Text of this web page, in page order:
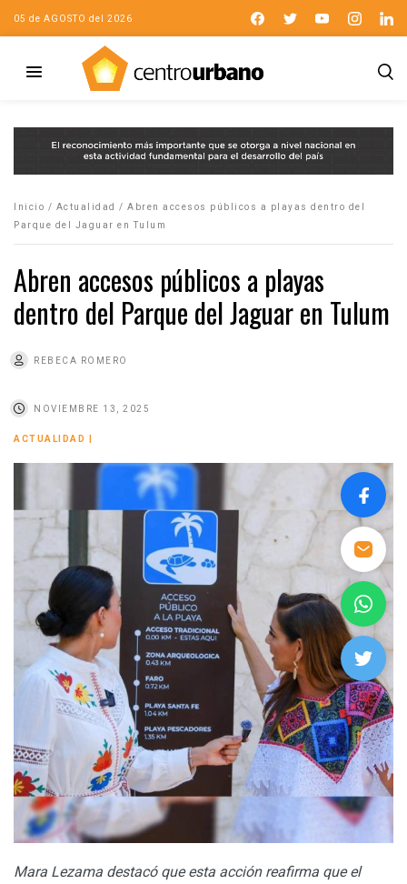
05 de AGOSTO del 2026
Inicio / Actualidad / Abren accesos públicos a playas dentro del
Parque del Jaguar en Tulum
Abren accesos públicos a playas
dentro del Parque del Jaguar en Tulum
REBECA ROMERO
NOVIEMBRE 13, 2025
ACTUALIDAD
Mara Lezama destacó que esta acción reafirma que el